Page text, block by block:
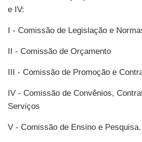
e IV:
I - Comissão de Legislação e
II - Comissão de Orçamento
III - Comissão de Promoção e
IV - Comissão de Convênios,
Serviços
V - Comissão de Ensino e Pesquisa.